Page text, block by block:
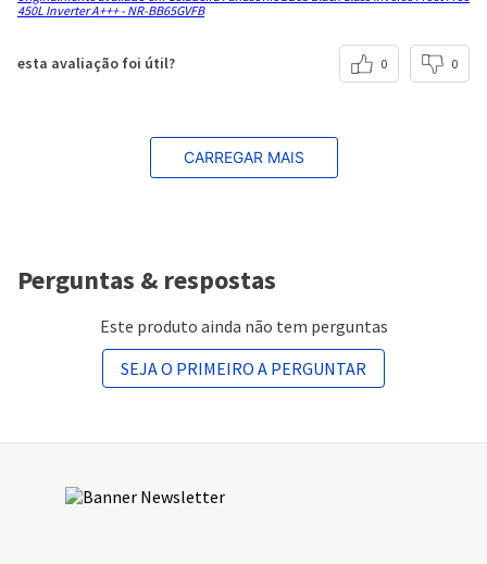
SmartSense/Econavi
Recursos
Tecnologia inverter, Painel easy touch
Antibacteria Ag
Drink Cooler
450L Inverter A+++ - NR-BB65GVFB
esta avaliação foi útil? 0 0
CARREGAR MAIS
Perguntas & respostas
Este produto ainda não tem perguntas
SEJA O PRIMEIRO A PERGUNTAR